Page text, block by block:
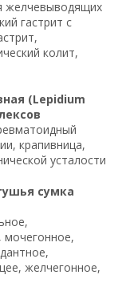
желчевыводящих
гастрит с
колит,
(Lepidium
крапивница,
усталости
сумка
мочегонное,
желчегонное,